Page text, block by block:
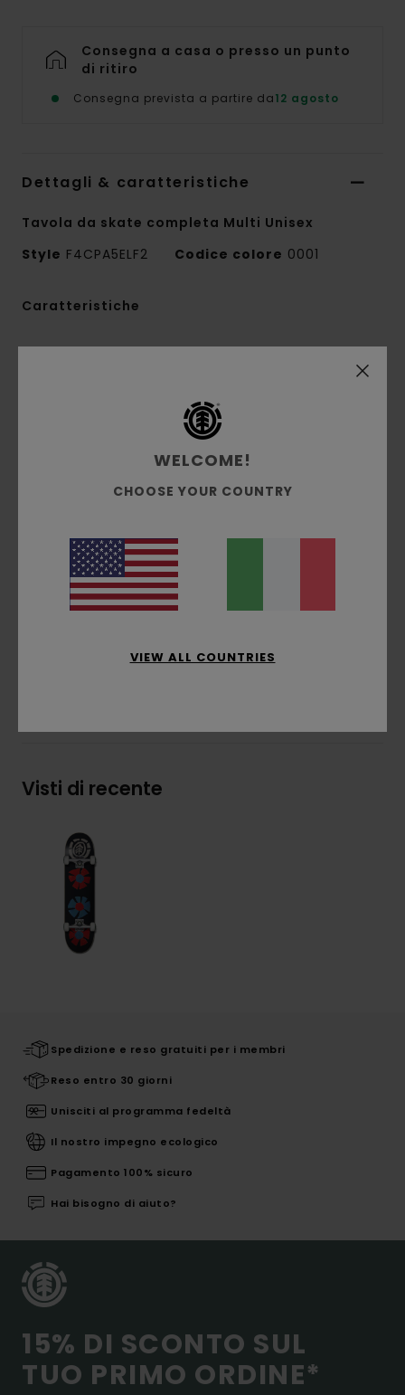
Consegna a casa o presso un punto
di ritiro
Consegna prevista a partire da12 agosto
Dettagli & caratteristiche
Tavola da skate completa Multi Unisex
Style F4CPA5ELF2 Codice colore 0001
Caratteristiche
Ruote bianche da 52 mm x 99a con grafica
Truck Element non lucidati da 5,0” con
Tutte le tavole da skate complete includono:
Laminazione: Acero cinese
Dettagli: All natural
Grip standard
Bulloni esagonali da 7/8"
Cuscinetti ABEC 5
Visti di recente
Spedizione e reso gratuiti per i membri
Reso entro 30 giorni
Unisciti al programma fedeltà
Il nostro impegno ecologico
Pagamento 100% sicuro
Hai bisogno di aiuto?
15% DI SCONTO SUL
TUO PRIMO ORDINE*
WELCOME!
CHOOSE YOUR COUNTRY
VIEW ALL COUNTRIES